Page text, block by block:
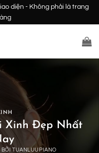
diện - Không phải là trang
Xinh Đẹp Nhất
BỞITUANLUUPIANO